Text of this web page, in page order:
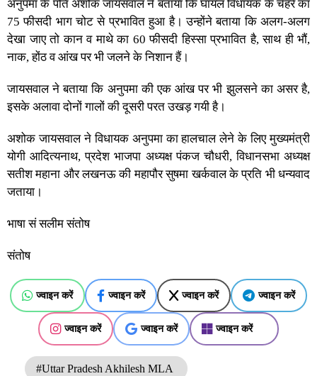
अनुपमा के पति अशोक जायसवाल ने बताया कि घायल विधायक के चेहरे का
75 फीसदी भाग चोट से प्रभावित हुआ है। उन्होंने बताया कि अलग-अलग
देखा जाए तो कान व माथे का 60 फीसदी हिस्सा प्रभावित है, साथ ही भौं,
नाक, होंठ व आंख पर भी जलने के निशान हैं।
जायसवाल ने बताया कि अनुपमा की एक आंख पर भी झुलसने का असर है,
इसके अलावा दोनों गालों की दूसरी परत उखड़ गयी है।
अशोक जायसवाल ने विधायक अनुपमा का हालचाल लेने के लिए मुख्यमंत्री
योगी आदित्यनाथ, प्रदेश भाजपा अध्यक्ष पंकज चौधरी, विधानसभा अध्यक्ष
सतीश महाना और लखनऊ की महापौर सुषमा खर्कवाल के प्रति भी धन्यवाद
जताया।
भाषा सं सलीम संतोष
संतोष
ज्वाइन करें ज्वाइन करें ज्वाइन करें ज्वाइन करें
ज्वाइन करें ज्वाइन करें ज्वाइन करें
#Uttar Pradesh Akhilesh MLA